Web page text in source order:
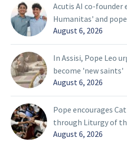
Acutis AI co-founder
Humanitas' and
August 6, 2026
In Assisi, Pope Leo
become 'new saints'
August 6, 2026
Pope encourages
through Liturgy of
August 6, 2026